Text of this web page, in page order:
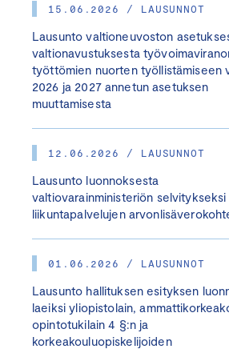
15.06.2026 / LAUSUNNOT
Lausunto valtioneuvoston
valtionavustuksesta
työttömien nuorten työllistämiseen
2026 ja 2027 annetun asetuksen
muuttamisesta
12.06.2026 / LAUSUNNOT
Lausunto luonnoksesta
valtiovarainministeriön selvitykseksi
liikuntapalvelujen
01.06.2026 / LAUSUNNOT
Lausunto hallituksen esityksen
laeiksi yliopistolain,
opintotukilain 4 §:n ja
korkeakouluopiskelijoiden